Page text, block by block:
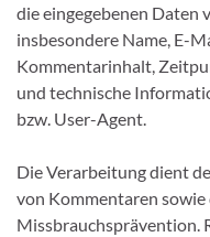
die eingegebenen Daten
insbesondere Name, E-
Kommentarinhalt,
und technische
bzw. User-Agent.
Die Verarbeitung dient
von Kommentaren sowie
Missbrauchsprävention.